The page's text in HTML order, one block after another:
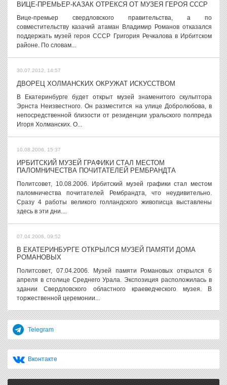
ВИЦЕ-ПРЕМЬЕР-КАЗАК ОТРЕКСЯ ОТ МУЗЕЯ ГЕРОЯ СССР
Вице-премьер свердловского правительства, а по
совместительству казачий атаман Владимир Романов отказался
поддержать музей героя СССР Григория Речкалова в Ирбитском
районе. По словам...
30.07.2012, 14:57
ДВОРЕЦ ХОЛМАНСКИХ ОКРУЖАТ ИСКУССТВОМ
В Екатеринбурге будет открыт музей знаменитого скульптора
Эрнста Неизвестного. Он разместится на улице Добролюбова, в
непосредственной близости от резиденции уральского полпреда
Игоря Холманских. О...
10.08.2006, 15:37
ИРБИТСКИЙ МУЗЕЙ ГРАФИКИ СТАЛ МЕСТОМ
ПАЛОМНИЧЕСТВА ПОЧИТАТЕЛЕЙ РЕМБРАНДТА
Политсовет, 10.08.2006. Ирбитский музей графики стал местом
паломничества почитателей Рембрандта, что неудивительно.
Сразу 4 работы великого голландского живописца выставлены
здесь в эти дни....
07.04.2006, 09:52
В ЕКАТЕРИНБУРГЕ ОТКРЫЛСЯ МУЗЕЙ ПАМЯТИ ДОМА
РОМАНОВЫХ
Политсовет, 07.04.2006. Музей памяти Романовых открылся 6
апреля в столице Среднего Урала. Экспозиция расположилась в
здании Свердловского областного краеведческого музея. В
торжественной церемонии...
Telegram
Вконтакте